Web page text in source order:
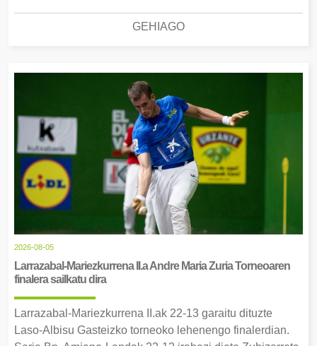
GEHIAGO
2026-08-05
Larrazabal-Mariezkurrena II.a Andre Maria Zuria Torneoaren
finalera sailkatu dira
Larrazabal-Mariezkurrena II.ak 22-13 garaitu dituzte
Laso-Albisu Gasteizko torneoko lehenengo finalerdian.